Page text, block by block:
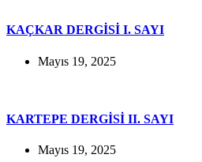
KAÇKAR DERGİSİ I. SAYI
Mayıs 19, 2025
KARTEPE DERGİSİ II. SAYI
Mayıs 19, 2025